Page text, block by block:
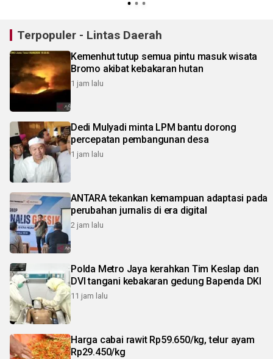
Terpopuler - Lintas Daerah
Kemenhut tutup semua pintu masuk wisata
Bromo akibat kebakaran hutan
1 jam lalu
Dedi Mulyadi minta LPM bantu dorong
percepatan pembangunan desa
1 jam lalu
ANTARA tekankan kemampuan adaptasi pada
perubahan jurnalis di era digital
2 jam lalu
Polda Metro Jaya kerahkan Tim Keslap dan
DVI tangani kebakaran gedung Bapenda DKI
11 jam lalu
Harga cabai rawit Rp59.650/kg, telur ayam
Rp29.450/kg